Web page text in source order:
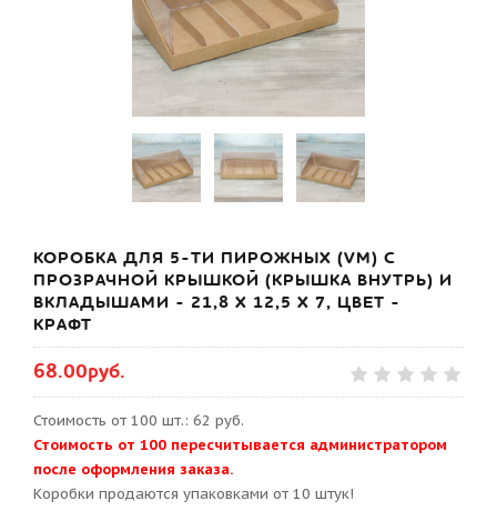
КОРОБКА ДЛЯ 5-ТИ ПИРОЖНЫХ (VM) С
ПРОЗРАЧНОЙ КРЫШКОЙ (КРЫШКА ВНУТРЬ) И
ВКЛАДЫШАМИ - 21,8 Х 12,5 Х 7, ЦВЕТ -
КРАФТ
68.00руб.
Стоимость от 100 шт.: 62 руб.
Стоимость от 100 пересчитывается администратором
после оформления заказа.
Kоробки продаются упаковками от 10 штук!